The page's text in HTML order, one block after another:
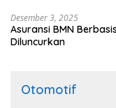
Desember 3, 2025
Asuransi BMN
Diluncurkan
Otomotif